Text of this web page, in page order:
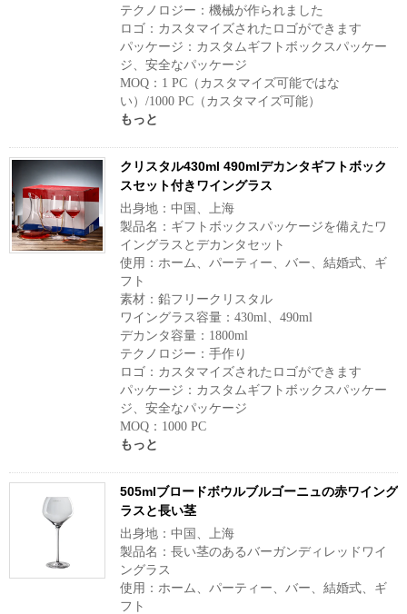
テクノロジー：機械が作られました
ロゴ：カスタマイズされたロゴができます
パッケージ：カスタムギフトボックスパッケー
ジ、安全なパッケージ
MOQ：1 PC（カスタマイズ可能ではな
い）/1000 PC（カスタマイズ可能）
もっと
クリスタル430ml 490mlデカンタギフトボック
スセット付きワイングラス
出身地：中国、上海
製品名：ギフトボックスパッケージを備えたワ
イングラスとデカンタセット
使用：ホーム、パーティー、バー、結婚式、ギ
フト
素材：鉛フリークリスタル
ワイングラス容量：430ml、490ml
デカンタ容量：1800ml
テクノロジー：手作り
ロゴ：カスタマイズされたロゴができます
パッケージ：カスタムギフトボックスパッケー
ジ、安全なパッケージ
MOQ：1000 PC
もっと
505mlブロードボウルブルゴーニュの赤ワイング
ラスと長い茎
出身地：中国、上海
製品名：長い茎のあるバーガンディレッドワイ
ングラス
使用：ホーム、パーティー、バー、結婚式、ギ
フト